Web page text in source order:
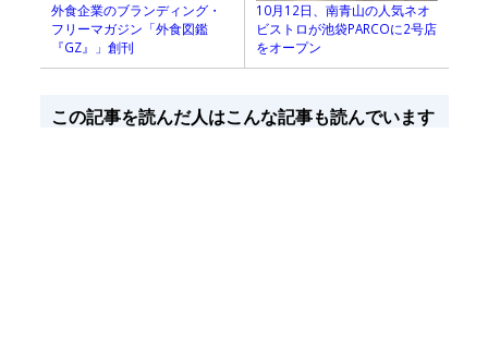
外食企業のブランディング・
フリーマガジン「外食図鑑
『GZ』」創刊
10月12日、南青山の人気ネオ
ビストロが池袋PARCOに2号店
をオープン
この記事を読んだ人はこんな記事も読んでいます